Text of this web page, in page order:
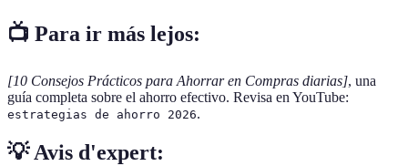
📺 Para ir más lejos:
[10 Consejos Prácticos para Ahorrar en Compras diarias], una
guía completa sobre el ahorro efectivo. Revisa en YouTube:
estrategias de ahorro 2026.
💡 Avis d'expert: